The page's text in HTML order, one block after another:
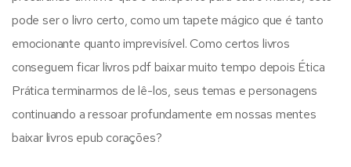
pode ser o livro certo, como um tapete mágico que é tanto
emocionante quanto imprevisível. Como certos livros
conseguem ficar livros pdf baixar muito tempo depois Ética
Prática terminarmos de lê-los, seus temas e personagens
continuando a ressoar profundamente em nossas mentes
baixar livros epub corações?